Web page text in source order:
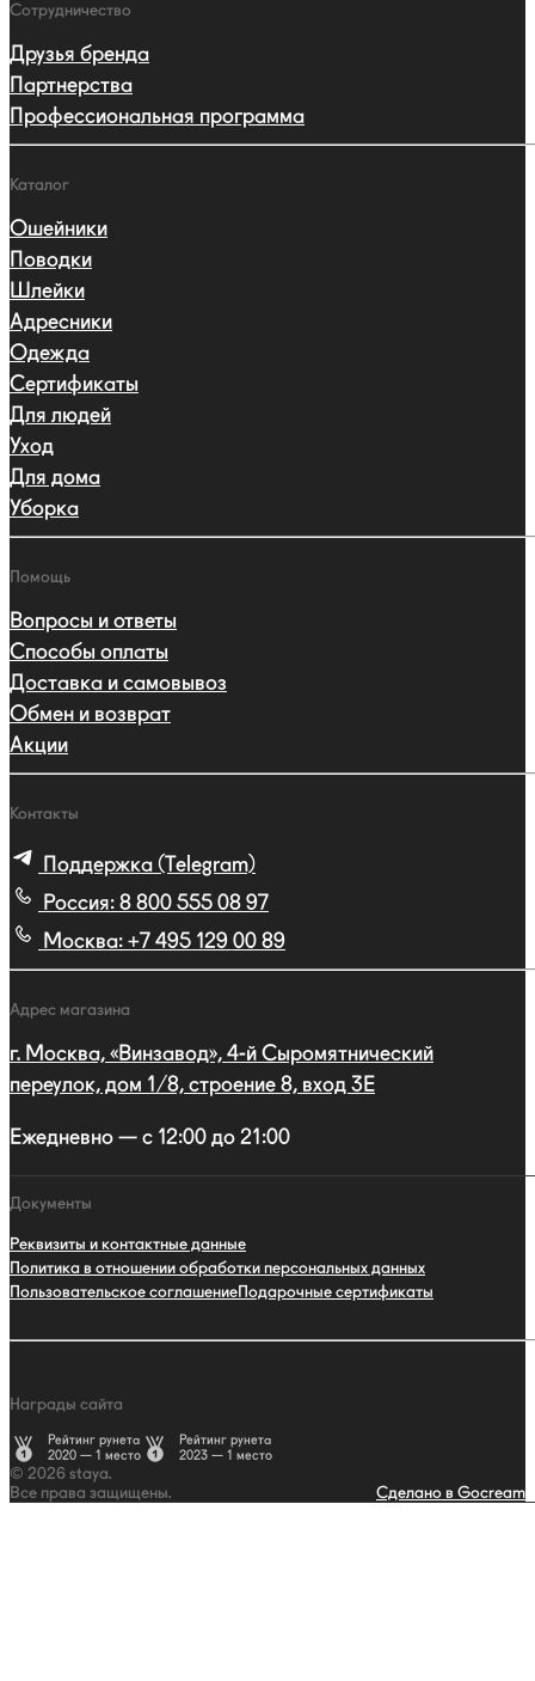
Сотрудничество
Друзья бренда
Партнерства
Профессиональная программа
Каталог
Ошейники
Поводки
Шлейки
Адресники
Одежда
Сертификаты
Для людей
Уход
Для дома
Уборка
Помощь
Вопросы и ответы
Способы оплаты
Доставка и самовывоз
Обмен и возврат
Акции
Контакты
Поддержка (Telegram)
Россия: 8 800 555 08 97
Москва: +7 495 129 00 89
Адрес магазина
г. Москва, «Винзавод», 4-й Сыромятнический
переулок, дом 1/8, строение 8, вход 3E
Ежедневно — с 12:00 до 21:00
Документы
Реквизиты и контактные данные
Политика в отношении обработки персональных данных
Пользовательское соглашениеПодарочные сертификаты
Награды сайта
Рейтинг рунета
2020 — 1 место
Рейтинг рунета
2023 — 1 место
© 2026 staya.
Все права защищены.
Сделано в Gocream